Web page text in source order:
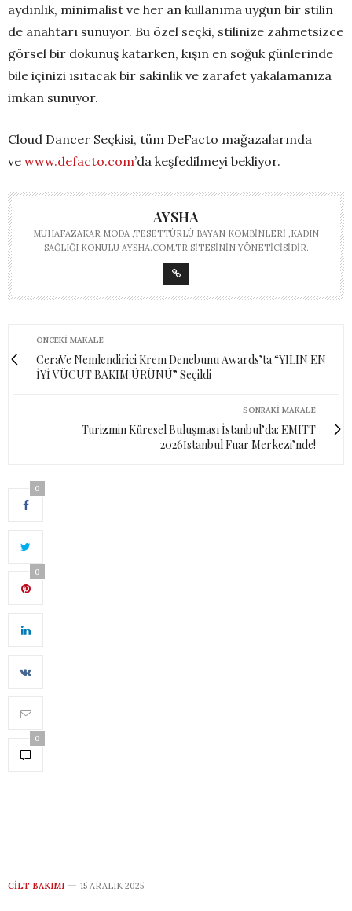
aydınlık, minimalist ve her an kullanıma uygun bir stilin
de anahtarı sunuyor. Bu özel seçki, stilinize zahmetsizce
görsel bir dokunuş katarken, kışın en soğuk günlerinde
bile içinizi ısıtacak bir sakinlik ve zarafet yakalamanıza
imkan sunuyor.
Cloud Dancer Seçkisi, tüm DeFacto mağazalarında
ve www.defacto.com’da keşfedilmeyi bekliyor.
AYSHA
MUHAFAZAKAR MODA ,TESETTÜRLÜ BAYAN KOMBINLERI ,KADIN
SAĞLIĞI KONULU AYSHA.COM.TR SITESININ YÖNETICISIDIR.
ÖNCEKI MAKALE
CeraVe Nemlendirici Krem Denebunu Awards’ta “YILIN EN
İYİ VÜCUT BAKIM ÜRÜNÜ” Seçildi
SONRAKI MAKALE
Turizmin Küresel Buluşması İstanbul’da: EMITT
2026İstanbul Fuar Merkezi’nde!
0
0
0
CILT BAKIMI 15 ARALIK 2025